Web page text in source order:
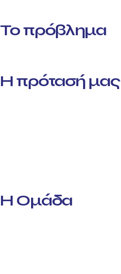
Το πρόβλημα
Η πρότασή μας
Η Ομάδα